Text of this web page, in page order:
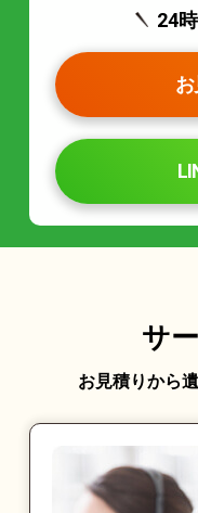
24
サ
お見積りから